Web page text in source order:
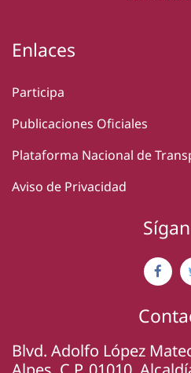
Enlaces
Participa
Publicaciones Oficiales
Plataforma Nacional de
Aviso de Privacidad
Blvd. Adolfo López